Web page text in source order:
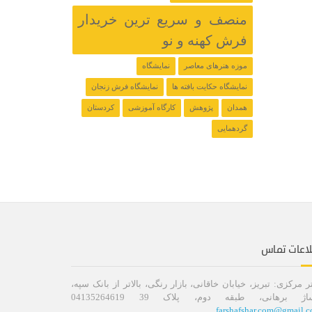
منصف و سریع ترین خریدار
فرش کهنه و نو
موزه هنرهای معاصر نمایشگاه
نمایشگاه حکایت بافته ها نمایشگاه فرش زنجان
همدان پژوهش کارگاه آموزشی کردستان
گردهمایی
تماس
مرکزی: تبریز، خیابان خاقانی، بازار رنگی، بالاتر از بانک سپه،
برهانی، طبقه دوم، پلاک 39 04135264619